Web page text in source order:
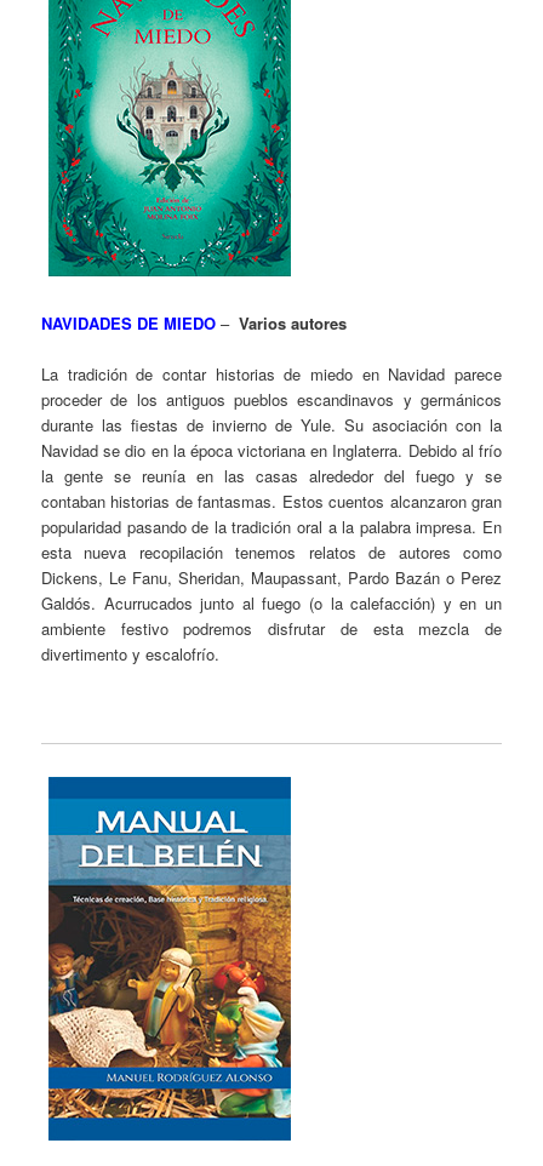
NAVIDADES DE MIEDO–Varios autores
La tradición de contar historias de miedo en Navidad parece
proceder de los antiguos pueblos escandinavos y germánicos
durante las fiestas de invierno de Yule. Su asociación con la
Navidad se dio en la época victoriana en Inglaterra. Debido al frío
la gente se reunía en las casas alrededor del fuego y se
contaban historias de fantasmas. Estos cuentos alcanzaron gran
popularidad pasando de la tradición oral a la palabra impresa. En
esta nueva recopilación tenemos relatos de autores como
Dickens, Le Fanu, Sheridan, Maupassant, Pardo Bazán o Perez
Galdós. Acurrucados junto al fuego (o la calefacción) y en un
ambiente festivo podremos disfrutar de esta mezcla de
divertimento y escalofrío.